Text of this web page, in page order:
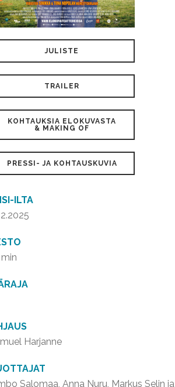
JULISTE
TRAILER
KOHTAUKSIA ELOKUVASTA
& MAKING OF
PRESSI- JA KOHTAUSKUVIA
ILTA
Harjanne
Salomaa, Anna Nuru, Markus Selin ja